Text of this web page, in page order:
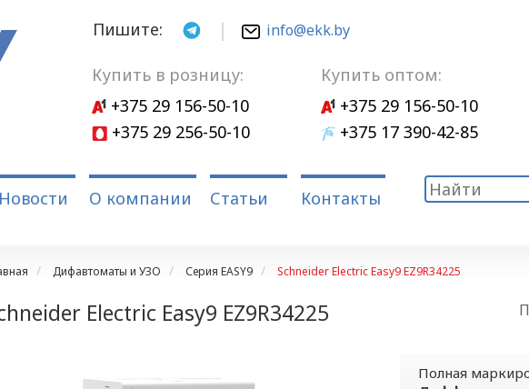
Пишите: info@ekk.by
Купить в розницу:
+375 29 156-50-10
+375 29 256-50-10
Купить оптом:
+375 29 156-50-10
+375 17 390-42-85
Новости О компании Статьи Контакты
Дифавтоматы и УЗО Серия EASY9 Schneider Electric Easy9 EZ9R34225
Electric Easy9 EZ9R34225
Полная